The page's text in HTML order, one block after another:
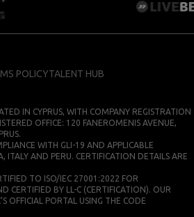
POLICYTALENT HUB
IN CYPRUS, WITH COMPANY REGISTRATION
OFFICE: 120 FANEROMENIS AVENUE,
WITH GLI-19 AND APPLICABLE
ITALY AND PERU. CERTIFICATION DETAILS ARE
TO ISO/IEC 27001:2022 FOR
CERTIFIED BY LL-C (CERTIFICATION). OUR
OFFICIAL PORTAL USING THE CODE